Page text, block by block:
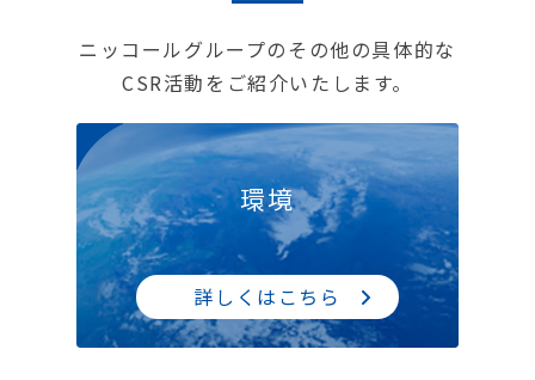
ニッコールグループのその他の具体的な
CSR活動をご紹介いたします。
環境
詳しくはこちら